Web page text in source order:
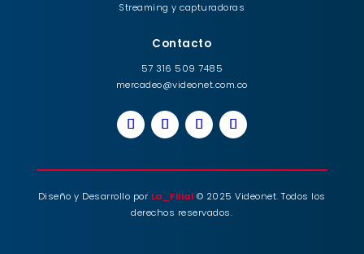
Streaming y capturadoras
Contacto
57 316 509 7485
mercadeo@videonet.com.co
Diseño y Desarrollo por La_Filial © 2025 Videonet. Todos los
derechos reservados.